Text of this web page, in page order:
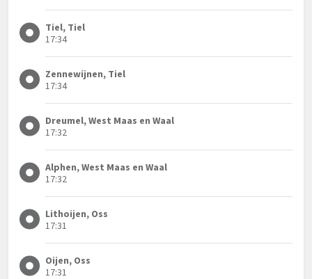
Tiel, Tiel
17:34
Zennewijnen, Tiel
17:34
Dreumel, West Maas en Waal
17:32
Alphen, West Maas en Waal
17:32
Lithoijen, Oss
17:31
Oijen, Oss
17:31